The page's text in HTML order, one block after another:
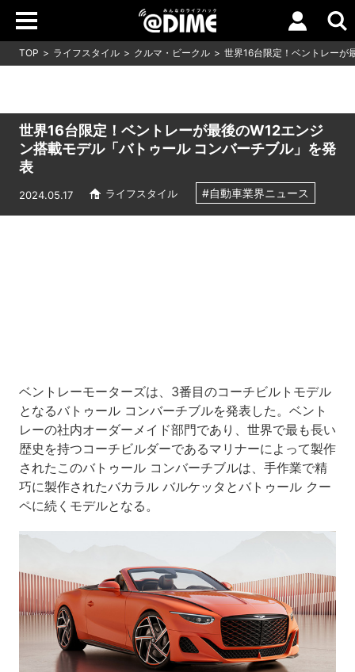
TOP ライフスタイル クルマ・ビークル 世界16台限定！ベントレーが
世界16台限定！ベントレーが最後のW12エンジ
ン搭載モデル「バトゥール コンバーチブル」を発
表
2024.05.17 ライフスタイル #自動車業界ニュース
ベントレーモーターズは、3番目のコーチビルトモデル
となるバトゥール コンバーチブルを発表した。ベント
レーの社内オーダーメイド部門であり、世界で最も長い
歴史を持つコーチビルダーであるマリナーによって製作
されたこのバトゥール コンバーチブルは、手作業で精
巧に製作されたバカラル バルケッタとバトゥール クー
ペに続くモデルとなる。